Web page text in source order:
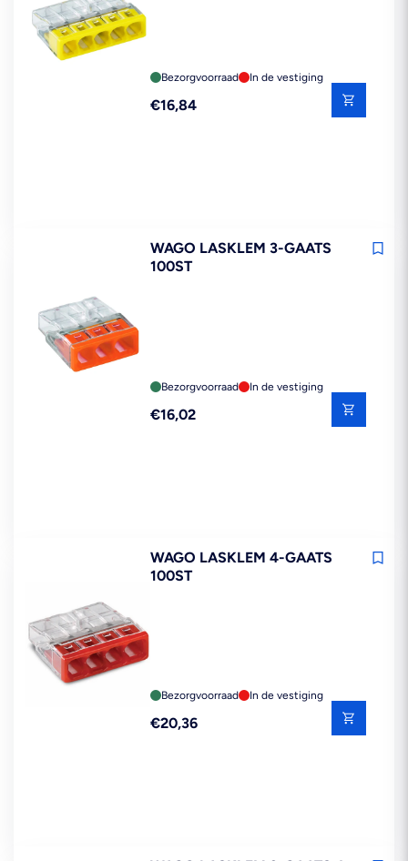
Bezorgvoorraad In de vestiging
Reguliere
€16,84
WAGO LASKLEM 3-GAATS
100ST
Bezorgvoorraad In de vestiging
Reguliere
€16,02
WAGO LASKLEM 4-GAATS
100ST
Bezorgvoorraad In de vestiging
Reguliere
€20,36